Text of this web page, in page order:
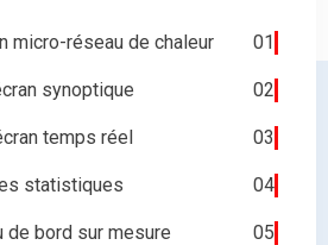
micro-réseau de chaleur 01
synoptique 02
temps réel 03
statistiques 04
de bord sur mesure 05